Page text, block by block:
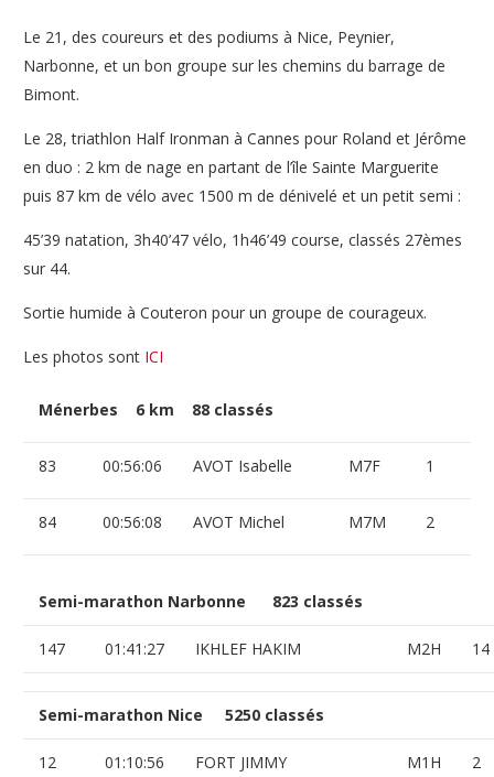
Le 21, des coureurs et des podiums à Nice, Peynier,
Narbonne, et un bon groupe sur les chemins du barrage de
Bimont.
Le 28, triathlon Half Ironman à Cannes pour Roland et Jérôme
en duo : 2 km de nage en partant de l’île Sainte Marguerite
puis 87 km de vélo avec 1500 m de dénivelé et un petit semi :
45’39 natation, 3h40’47 vélo, 1h46’49 course, classés 27èmes
sur 44.
Sortie humide à Couteron pour un groupe de courageux.
Les photos sont ICI
Ménerbes 6 km 88 classés
83 00:56:06 AVOT Isabelle M7F 1
84 00:56:08 AVOT Michel M7M 2
Semi-marathon Narbonne 823 classés
147 01:41:27 IKHLEF HAKIM M2H 14
Semi-marathon Nice 5250 classés
12 01:10:56 FORT JIMMY M1H 2